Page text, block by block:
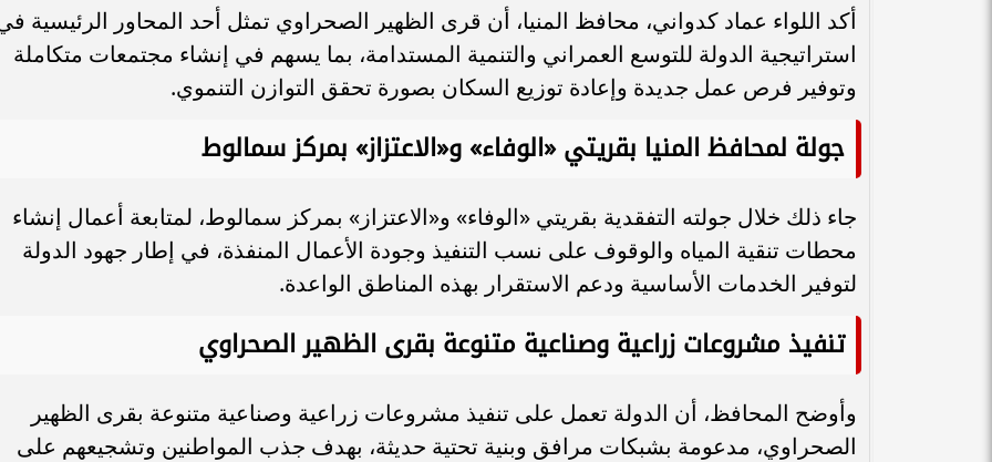
أكد اللواء عماد كدواني، محافظ المنيا، أن قرى الظهير الصحراوي تمثل أحد المحاور الرئيسية
استراتيجية الدولة للتوسع العمراني والتنمية المستدامة، بما يسهم في إنشاء مجتمعات متكاملة
وتوفير فرص عمل جديدة وإعادة توزيع السكان بصورة تحقق التوازن التنموي.
جولة لمحافظ المنيا بقريتي «الوفاء» و«الاعتزاز» بمركز سمالوط
جاء ذلك خلال جولته التفقدية بقريتي «الوفاء» و«الاعتزاز» بمركز سمالوط، لمتابعة أعمال إنشاء
محطات تنقية المياه والوقوف على نسب التنفيذ وجودة الأعمال المنفذة، في إطار جهود الدولة
لتوفير الخدمات الأساسية ودعم الاستقرار بهذه المناطق الواعدة.
تنفيذ مشروعات زراعية وصناعية متنوعة بقرى الظهير الصحراوي
وأوضح المحافظ، أن الدولة تعمل على تنفيذ مشروعات زراعية وصناعية متنوعة بقرى الظهير
الصحراوي، مدعومة بشبكات مرافق وبنية تحتية حديثة، بهدف جذب المواطنين وتشجيعهم على